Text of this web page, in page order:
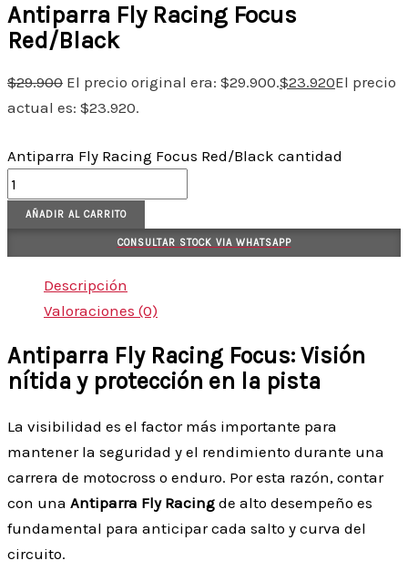
Antiparra Fly Racing Focus
Red/Black
$29.900 El precio original era: $29.900.$23.920El precio
actual es: $23.920.
Antiparra Fly Racing Focus Red/Black cantidad
AÑADIR AL CARRITO
CONSULTAR STOCK VIA WHATSAPP
Descripción
Valoraciones (0)
Antiparra Fly Racing Focus: Visión
nítida y protección en la pista
La visibilidad es el factor más importante para
mantener la seguridad y el rendimiento durante una
carrera de motocross o enduro. Por esta razón, contar
con una Antiparra Fly Racing de alto desempeño es
fundamental para anticipar cada salto y curva del
circuito.